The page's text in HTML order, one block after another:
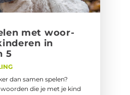
met woor­
in
5
dan samen spelen?
die je met je kind